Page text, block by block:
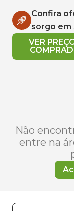
Confira
sorgo em
VER
Não
entre na